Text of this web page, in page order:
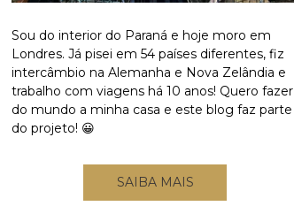
Sou do interior do Paraná e hoje moro em
Londres. Já pisei em 54 países diferentes, fiz
intercâmbio na Alemanha e Nova Zelândia e
trabalho com viagens há 10 anos! Quero fazer
do mundo a minha casa e este blog faz parte
do projeto! 😀
SAIBA MAIS